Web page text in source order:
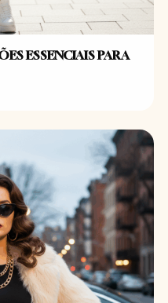
ESSENCIAIS PARA